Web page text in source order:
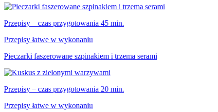
Przepisy – czas przygotowania 45 min.
Przepisy łatwe w wykonaniu
Pieczarki faszerowane szpinakiem i trzema serami
Przepisy – czas przygotowania 20 min.
Przepisy łatwe w wykonaniu